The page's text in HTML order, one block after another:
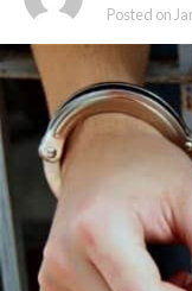
Posted on